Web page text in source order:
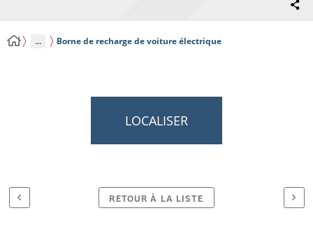
... Borne de recharge de voiture électrique
LOCALISER
RETOUR À LA LISTE